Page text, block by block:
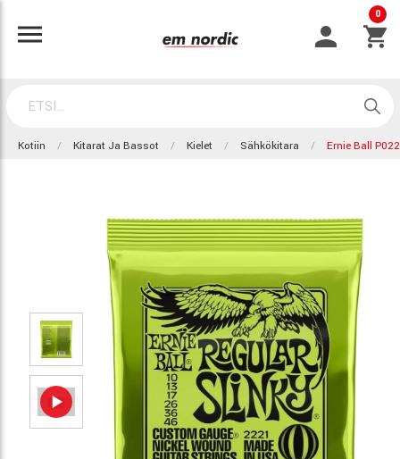
0
Kotiin Kitarat Ja Bassot Kielet Sähkökitara Ernie Ball